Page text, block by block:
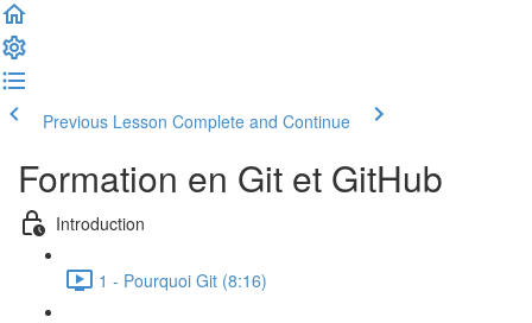
Previous Lesson Complete and Continue
Formation en Git et GitHub
Introduction
1 - Pourquoi Git (8:16)